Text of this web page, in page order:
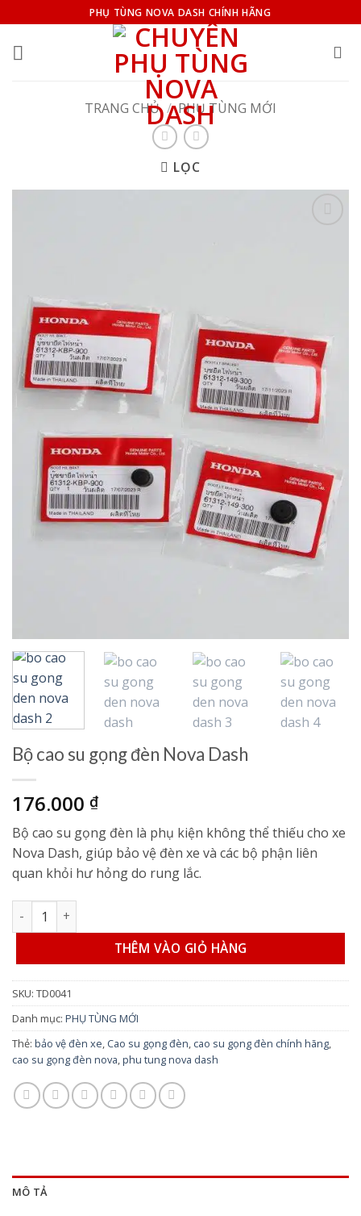
qua
nội
PHỤ TÙNG NOVA DASH CHÍNH HÃNG
TRANG CHỦ / PHỤ TÙNG MỚI
LỌC
Bộ cao su gọng đèn Nova Dash
176.000 ₫
Bộ cao su gọng đèn là phụ kiện không thể thiếu cho xe
Nova Dash, giúp bảo vệ đèn xe và các bộ phận liên
quan khỏi hư hỏng do rung lắc.
Bộ cao su gọng đèn Nova Dash số lượng
THÊM VÀO GIỎ HÀNG
SKU: TD0041
Danh mục: PHỤ TÙNG MỚI
Thẻ: bảo vệ đèn xe, Cao su gọng đèn, cao su gọng đèn chính hãng,
cao su gọng đèn nova,phu tung nova dash
MÔ TẢ